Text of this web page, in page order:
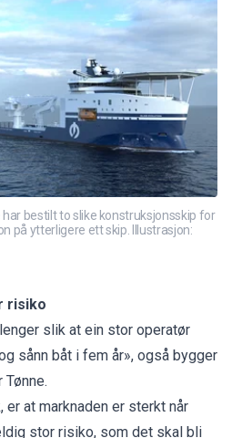
bestilt to slike konstruksjonsskip for
på ytterligere ett skip. Illustrasjon:
risiko
slik at ein stor operatør
sånn båt i fem år», også bygger
at marknaden er sterkt når
stor risiko, som det skal bli